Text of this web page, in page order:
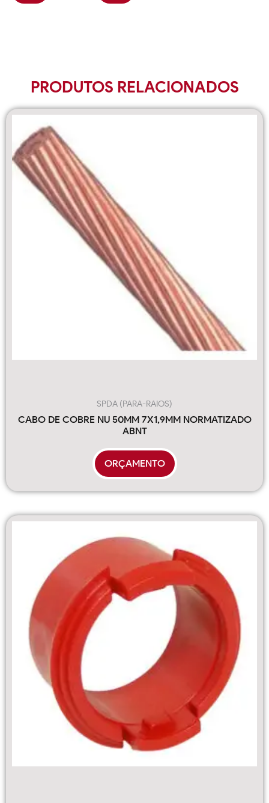
PRODUTOS RELACIONADOS
SPDA (PARA-RAIOS)
CABO DE COBRE NU 50MM 7X1,9MM NORMATIZADO
ABNT
ORÇAMENTO